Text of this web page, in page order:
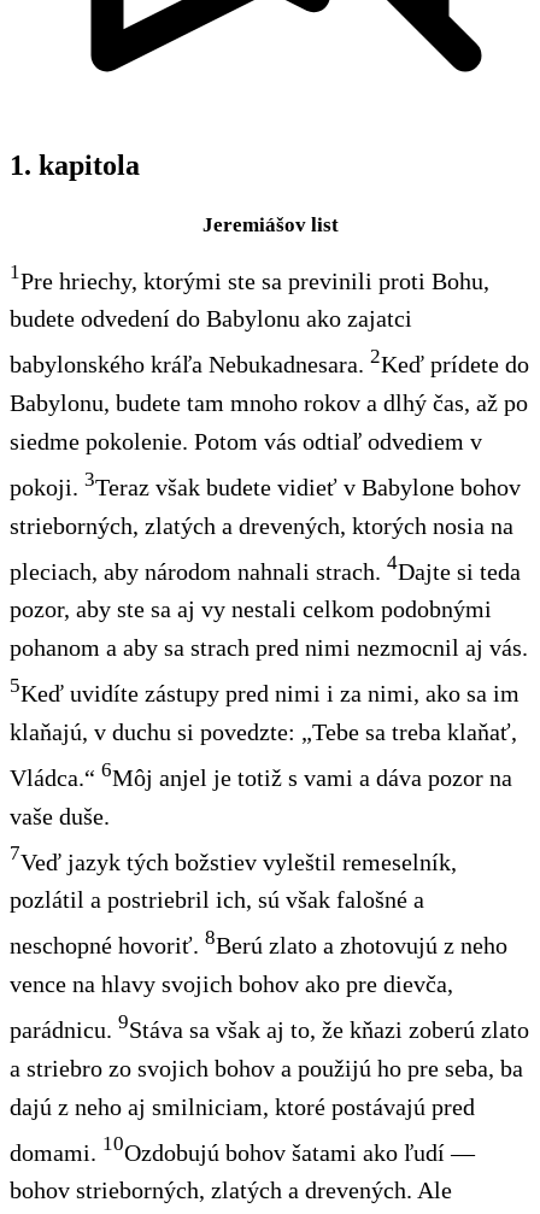
1. kapitola
Jeremiášov list
1Pre hriechy, ktorými ste sa previnili proti Bohu,
budete odvedení do Babylonu ako zajatci
babylonského kráľa Nebukadnesara. 2Keď prídete do
Babylonu, budete tam mnoho rokov a dlhý čas, až po
siedme pokolenie. Potom vás odtiaľ odvediem v
pokoji. 3Teraz však budete vidieť v Babylone bohov
strieborných, zlatých a drevených, ktorých nosia na
pleciach, aby národom nahnali strach. 4Dajte si teda
pozor, aby ste sa aj vy nestali celkom podobnými
pohanom a aby sa strach pred nimi nezmocnil aj vás.
5Keď uvidíte zástupy pred nimi i za nimi, ako sa im
klaňajú, v duchu si povedzte: „Tebe sa treba klaňať,
Vládca.“ 6Môj anjel je totiž s vami a dáva pozor na
vaše duše.
7Veď jazyk tých božstiev vyleštil remeselník,
pozlátil a postriebril ich, sú však falošné a
neschopné hovoriť. 8Berú zlato a zhotovujú z neho
vence na hlavy svojich bohov ako pre dievča,
parádnicu. 9Stáva sa však aj to, že kňazi zoberú zlato
a striebro zo svojich bohov a použijú ho pre seba, ba
dajú z neho aj smilniciam, ktoré postávajú pred
domami.
10Ozdobujú bohov šatami ako ľudí —
bohov strieborných, zlatých a drevených. Ale